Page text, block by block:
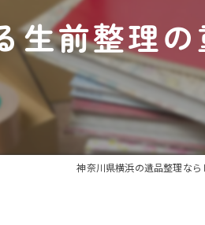
生前整理
神奈川県横浜の遺品整理な